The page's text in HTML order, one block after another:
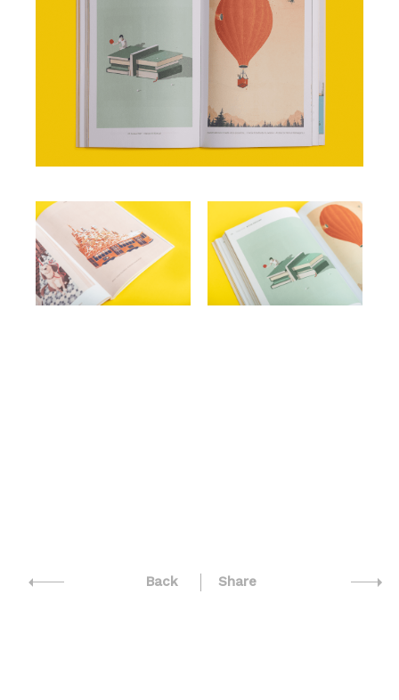
Back Share
Musicafoscari Brand Identity Il quadrato